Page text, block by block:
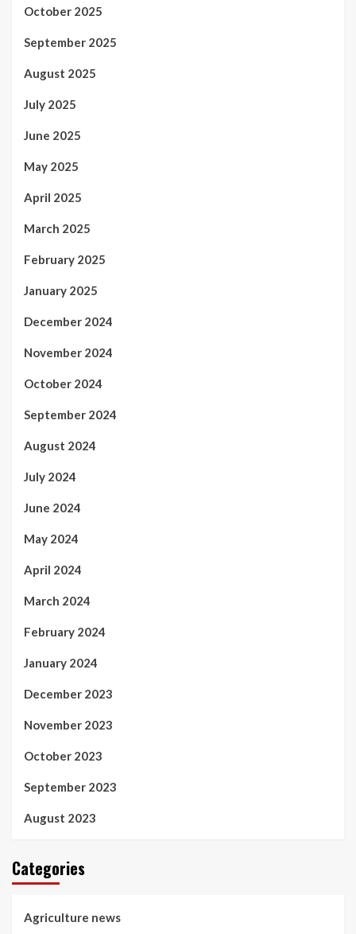
October 2025
September 2025
August 2025
July 2025
June 2025
May 2025
April 2025
March 2025
February 2025
January 2025
December 2024
November 2024
October 2024
September 2024
August 2024
July 2024
June 2024
May 2024
April 2024
March 2024
February 2024
January 2024
December 2023
November 2023
October 2023
September 2023
August 2023
Categories
Agriculture news